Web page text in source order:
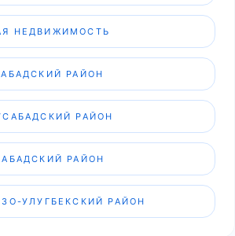
НЕДВИЖИМОСТЬ
РАЙОН
РАЙОН
РАЙОН
УЛУГБЕКСКИЙ РАЙОН